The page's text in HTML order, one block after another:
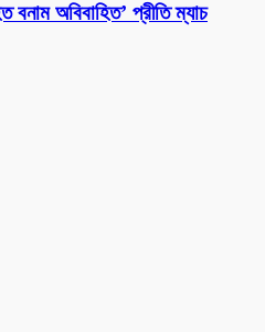
বনাম অবিবাহিত’ প্রীতি ম্যাচ